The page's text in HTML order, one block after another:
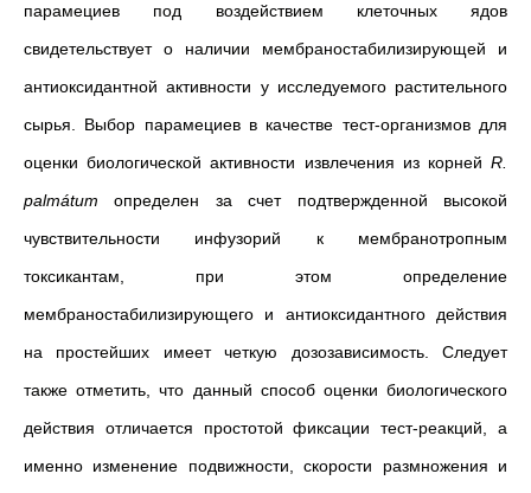
парамециев под воздействием клеточных ядов
свидетельствует о наличии мембраностабилизирующей и
антиоксидантной активности у исследуемого растительного
сырья. Выбор парамециев в качестве тест-организмов для
оценки биологической активности извлечения из корней R.
palmátum определен за счет подтвержденной высокой
чувствительности инфузорий к мембранотропным
токсикантам, при этом определение
мембраностабилизирующего и антиоксидантного действия
на простейших имеет четкую дозозависимость. Следует
также отметить, что данный способ оценки биологического
действия отличается простотой фиксации тест-реакций, а
именно изменение подвижности, скорости размножения и